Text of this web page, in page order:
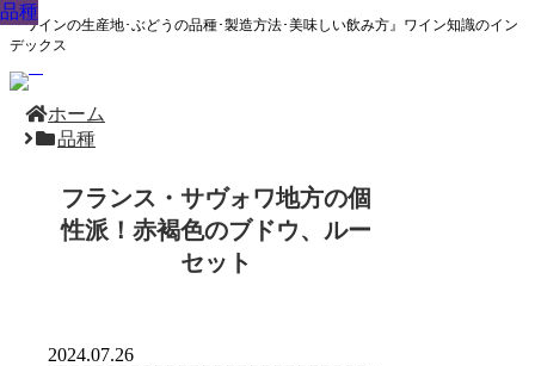
『ワインの生産地･ぶどうの品種･製造方法･美味しい飲み方』ワイン知識のイン
デックス
ホーム
品種
フランス・サヴォワ地方の個
性派！赤褐色のブドウ、ルー
セット
品種
2024.07.26
品種
品種
品種
品種
品種
品種
品種
品種